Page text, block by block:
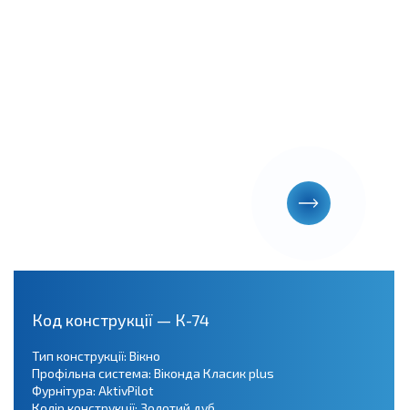
Код конструкції — К-74
Тип конструкції: Вікно
Профільна система: Віконда Класик plus
Фурнітура: AktivPilot